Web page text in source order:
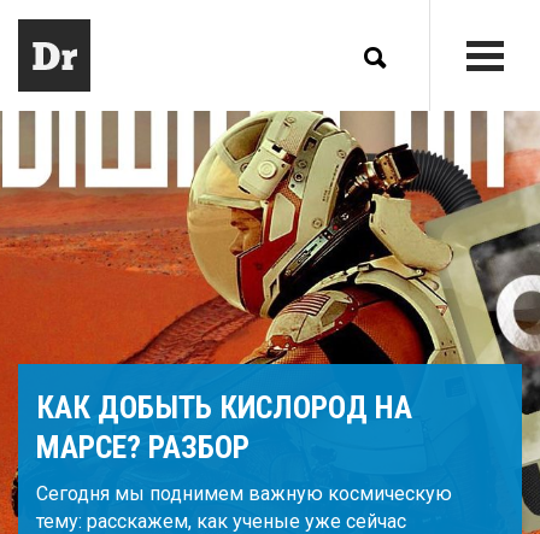
КАК ДОБЫТЬ КИСЛОРОД НА
МАРСЕ? РАЗБОР
Сегодня мы поднимем важную космическую
тему: расскажем, как ученые уже сейчас